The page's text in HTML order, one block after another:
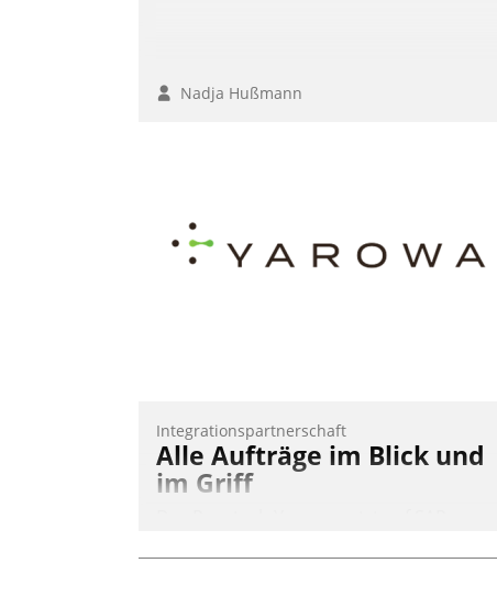
Nadja Hußmann
Integrationspartnerschaft
Alle Aufträge im Blick und
im Griff